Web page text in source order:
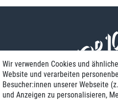
Wir verwenden Cookies und
Website und verarbeiten
Besucher:innen unserer Webseite
und Anzeigen zu personalisieren,